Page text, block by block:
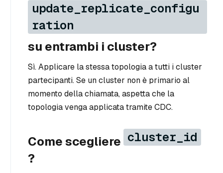
update_replicate_configu
ration
su entrambi i cluster?
Sì. Applicare la stessa topologia a tutti i cluster
partecipanti. Se un cluster non è primario al
momento della chiamata, aspetta che la
topologia venga applicata tramite CDC.
Come scegliere cluster_id
?